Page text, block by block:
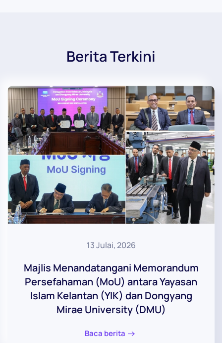
Berita Terkini
13 Julai, 2026
Majlis Menandatangani Memorandum
Persefahaman (MoU) antara Yayasan
Islam Kelantan (YIK) dan Dongyang
Mirae University (DMU)
Baca berita